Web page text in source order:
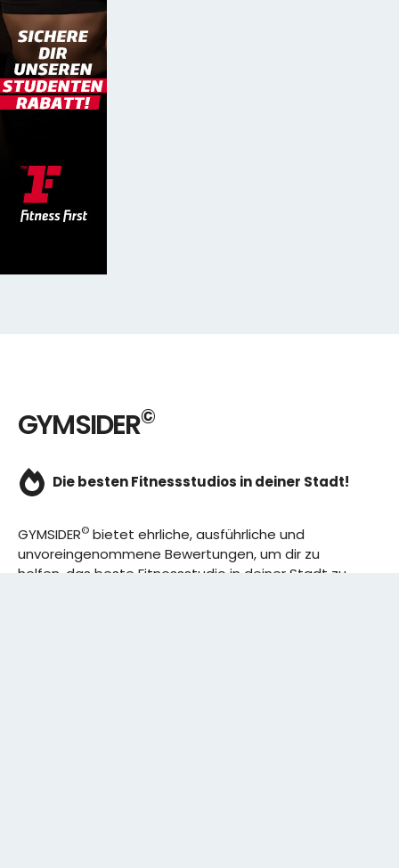
GYMSIDER©
Die besten Fitnessstudios in deiner Stadt!
GYMSIDER© bietet ehrliche, ausführliche und
unvoreingenommene Bewertungen, um dir zu
helfen, das beste Fitnessstudio in deiner Stadt zu